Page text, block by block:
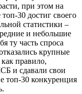
при этом на
30 достиг своего
статистики –
и небольшие
ту часть спроса
крупные
правило,
и сдавали свои
топ-30 конкуренция